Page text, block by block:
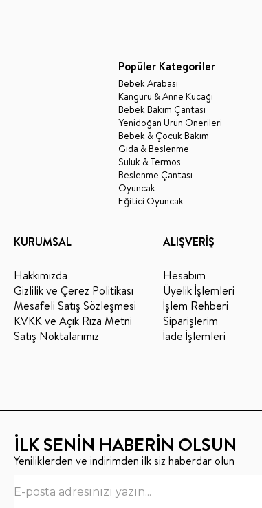
Popüler Kategoriler
Bebek Arabası
Kanguru & Anne Kucağı
Bebek Bakım Çantası
Yenidoğan Ürün Önerileri
Bebek & Çocuk Bakım
Gıda & Beslenme
Suluk & Termos
Beslenme Çantası
Oyuncak
Eğitici Oyuncak
KURUMSAL
Hakkımızda
Gizlilik ve Çerez Politikası
Mesafeli Satış Sözleşmesi
KVKK ve Açık Rıza Metni
Satış Noktalarımız
ALIŞVERİŞ
Hesabım
Üyelik İşlemleri
İşlem Rehberi
Siparişlerim
İade İşlemleri
İLK SENİN HABERİN OLSUN
Yeniliklerden ve indirimden ilk siz haberdar olun